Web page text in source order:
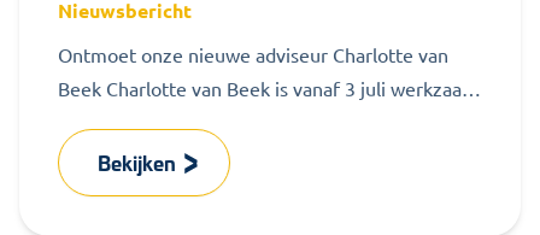
Nieuwsbericht
Ontmoet onze nieuwe adviseur Charlotte van
Beek Charlotte van Beek is vanaf 3 juli werkzaam
Bekijken